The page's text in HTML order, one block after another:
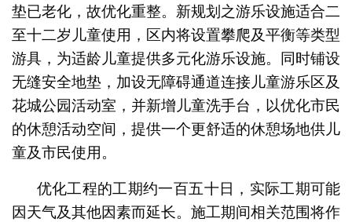
垫已老化，故优化重整。新规划之游乐设施适合二
至十二岁儿童使用，区内将设置攀爬及平衡等类型
游具，为适龄儿童提供多元化游乐设施。同时铺设
无缝安全地垫，加设无障碍通道连接儿童游乐区及
花城公园活动室，并新增儿童洗手台，以优化市民
的休憩活动空间，提供一个更舒适的休憩场地供儿
童及市民使用。
优化工程的工期约一百五十日，实际工期可能
因天气及其他因素而延长。施工期间相关范围将作